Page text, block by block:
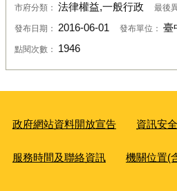
市府分類： 法律權益,一般行政 最後
發布日期： 2016-06-01 發布單位： 臺
點閱次數： 1946
政府網站資料開放宣告 資訊安
服務時間及聯絡資訊 機關位置(